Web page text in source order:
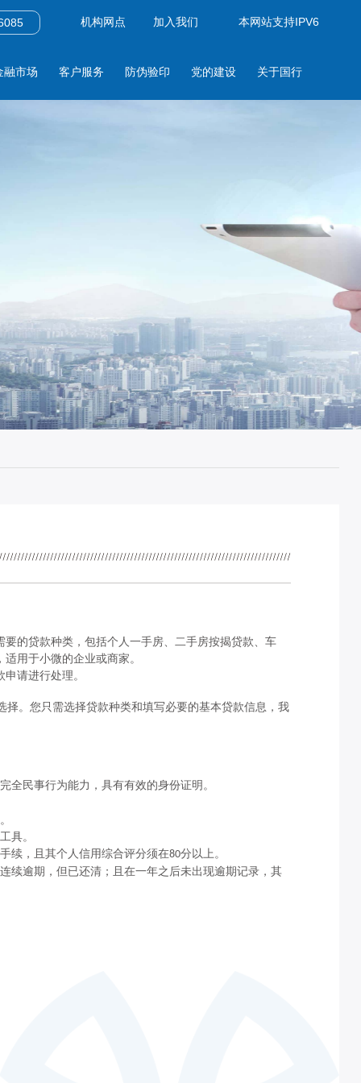
本网站支持IPV6
机构网点 加入我们
融市场 客户服务 防伪验印 党的建设 关于国行
的贷款种类， 包括个人一手房、二手房按揭贷款、车
用于小微的企业或商家。
申请进行处理。
择。 您只需选择贷款种类和填写必要的基本贷款信息，我
全民事行为能力，具有有效的身份证明。
具。
续，且其个人信用综合评分须在80分以上。
续逾期，但已还清；且在一年之后未出现逾期记录，其